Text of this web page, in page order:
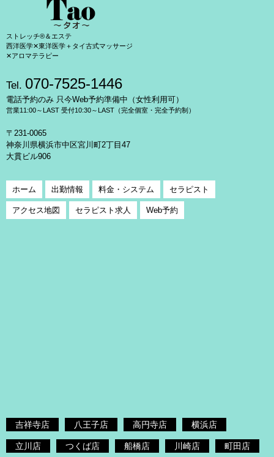
ストレッチ®＆エステ
西洋医学✕東洋医学＋タイ古式マッサージ
✕アロマテラピー
Tel. 070-7525-1446
電話予約のみ 只今Web予約準備中（女性利用可）
営業11:00～LAST 受付10:30～LAST（完全個室・完全予約制）
〒231-0065
神奈川県横浜市中区宮川町2丁目47
大貫ビル906
ホーム 出勤情報 料金・システム セラピスト
アクセス地図 セラピスト求人 Web予約
吉祥寺店 八王子店 高円寺店 横浜店
立川店 つくば店 船橋店 川崎店 町田店